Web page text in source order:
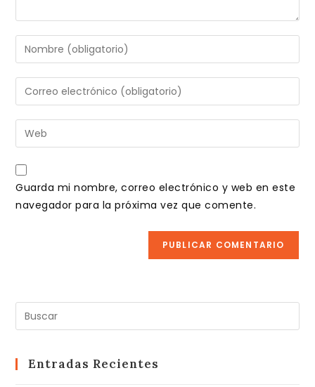
Introduce
tu
nombre
de
usuario
para
comentar
Introduce
tu
dirección
de
electrónico
para
comentar
Introduce
la
URL
de
Guarda mi nombre, correo electrónico y web en este
navegador para la próxima vez que comente.
Entradas Recientes